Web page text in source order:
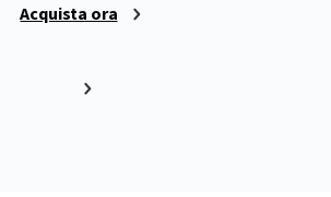
Acquista ora